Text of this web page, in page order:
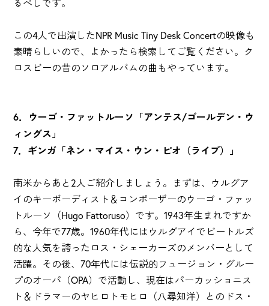
るべしです。
この4人で出演したNPR Music Tiny Desk Concertの映像も
素晴らしいので、よかったら検索してご覧ください。ク
ロスビーの昔のソロアルバムの曲もやっています。
6．ウーゴ・ファットルーソ「アンテス/ゴールデン・ウ
ィングス」
7．ギンガ「ネン・マイス・ウン・ピオ（ライブ）」
南米からあと2人ご紹介しましょう。まずは、ウルグア
イのキーボーディスト＆コンポーザーのウーゴ・ファッ
トルーソ（Hugo Fattoruso）です。1943年生まれですか
ら、今年で77歳。1960年代にはウルグアイでビートルズ
的な人気を誇ったロス・シェーカーズのメンバーとして
活躍。その後、70年代には伝説的フュージョン・グルー
プのオーパ（OPA）で活動し、現在はパーカッショニス
ト＆ドラマーのヤヒロトモヒロ（八尋知洋）とのドス・